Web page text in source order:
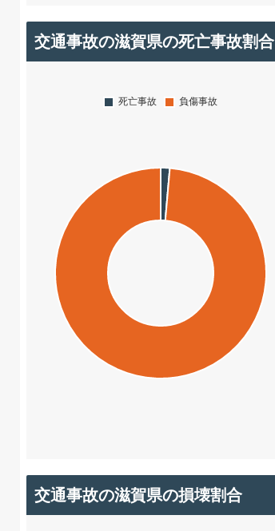
交通事故の滋賀県の死亡事故割合
交通事故の滋賀県の損壊割合